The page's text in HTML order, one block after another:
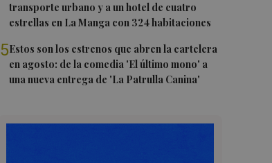
transporte urbano y a un hotel de cuatro
estrellas en La Manga con 324 habitaciones
5Estos son los estrenos que abren la cartelera
en agosto: de la comedia 'El último mono' a
una nueva entrega de 'La Patrulla Canina'